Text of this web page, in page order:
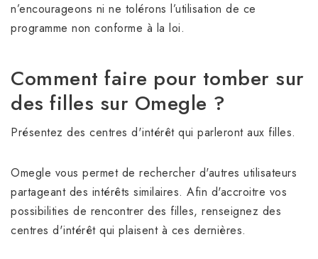
n’encourageons ni ne tolérons l’utilisation de ce
programme non conforme à la loi.
Comment faire pour tomber sur
des filles sur Omegle ?
Présentez des centres d'intérêt qui parleront aux filles.
Omegle vous permet de rechercher d'autres utilisateurs
partageant des intérêts similaires. Afin d'accroitre vos
possibilities de rencontrer des filles, renseignez des
centres d'intérêt qui plaisent à ces dernières.